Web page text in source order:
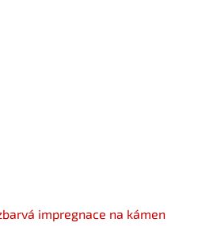
impregnace na kámen